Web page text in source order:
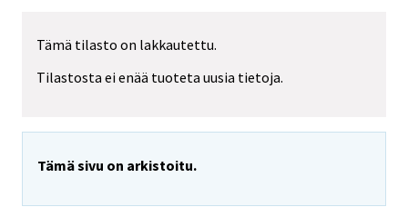
Tämä tilasto on lakkautettu.
Tilastosta ei enää tuoteta uusia tietoja.
Tämä sivu on arkistoitu.